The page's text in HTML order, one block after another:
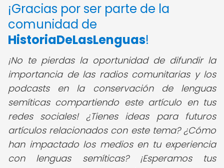
¡Gracias por ser parte de la
comunidad de
HistoriaDeLasLenguas!
¡No te pierdas la oportunidad de difundir la
importancia de las radios comunitarias y los
podcasts en la conservación de lenguas
semíticas compartiendo este artículo en tus
redes sociales! ¿Tienes ideas para futuros
artículos relacionados con este tema? ¿Cómo
han impactado los medios en tu experiencia
con lenguas semíticas?¡Esperamos tus